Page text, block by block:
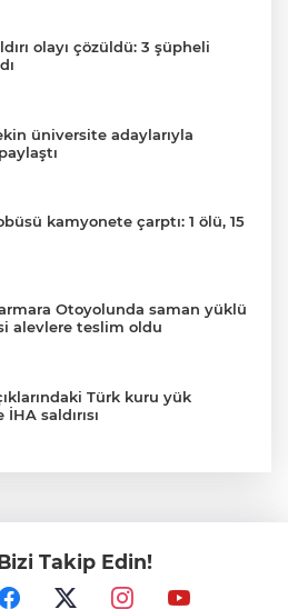
olayı çözüldü: 3 şüpheli
üniversite adaylarıyla
kamyonete çarptı: 1 ölü, 15
Otoyolunda saman yüklü
alevlere teslim oldu
Türk kuru yük
saldırısı
mi, Beşiktaş’a mı geliyor?
Takip Edin!